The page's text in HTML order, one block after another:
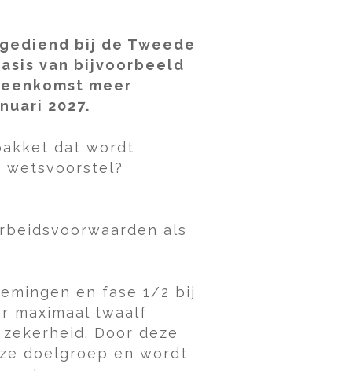
bij de Tweede
van bijvoorbeeld
meer
2027.
dat wordt
wetsvoorstel?
als
en fase 1/2 bij
maximaal twaalf
Door deze
doelgroep en wordt